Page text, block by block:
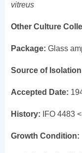
vitreus
Other Culture
Package: Glass
Source of
Accepted Date:
History: IFO 4483
Growth Condition: